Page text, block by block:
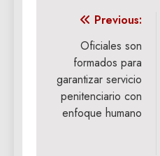
Navegación
entradas
Previous:
Oficiales son
formados para
garantizar servicio
penitenciario con
enfoque humano